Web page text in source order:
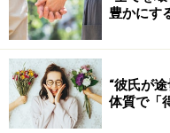
繋がっている友人と
る」対象にはならない
「無駄な付き合
豊かにす
“彼氏が
体質で「